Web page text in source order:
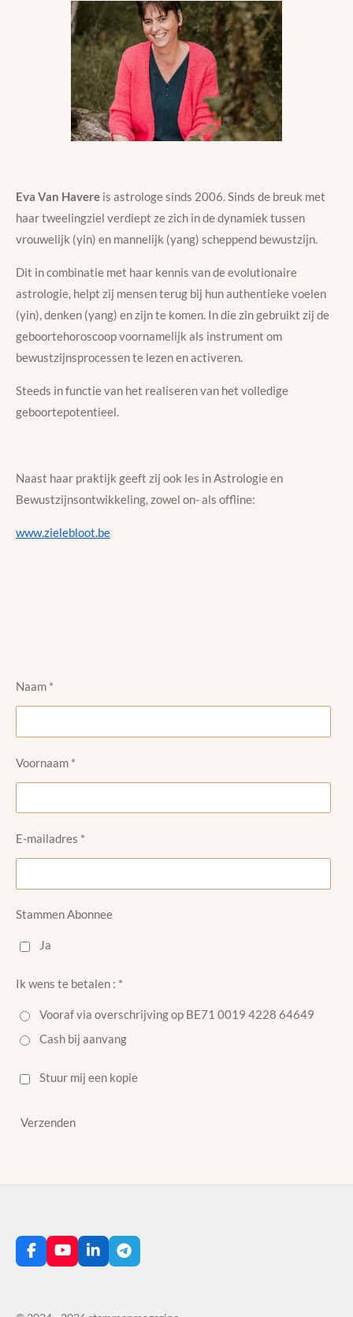
Eva Van Havere is astrologe sinds 2006. Sinds de breuk met
haar tweelingziel verdiept ze zich in de dynamiek tussen
vrouwelijk (yin) en mannelijk (yang) scheppend bewustzijn.
Dit in combinatie met haar kennis van de evolutionaire
astrologie, helpt zij mensen terug bij hun authentieke voelen
(yin), denken (yang) en zijn te komen. In die zin gebruikt zij de
geboortehoroscoop voornamelijk als instrument om
bewustzijnsprocessen te lezen en activeren.
Steeds in functie van het realiseren van het volledige
geboortepotentieel.
Naast haar praktijk geeft zij ook les in Astrologie en
Bewustzijnsontwikkeling, zowel on- als offline:
www.zielebloot.be
Naam *
Voornaam *
E-mailadres *
Stammen Abonnee
Ja
Ik wens te betalen : *
Vooraf via overschrijving op BE71 0019 4228 64649
Cash bij aanvang
Stuur mij een kopie
Verzenden
F
a
b
Y
o
u
L
i
e
T
e
g